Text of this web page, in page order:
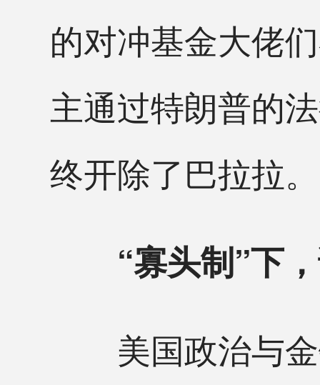
的对冲基金大佬
主通过特朗普的
终开除了巴拉拉。
“寡头制”下
美国政治与金